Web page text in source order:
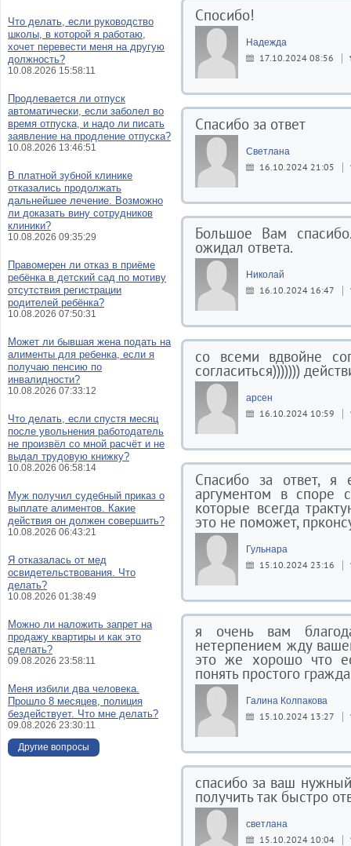
Спосибо!
Надежда
17.10.2024 08:56
Спасибо за ответ
Светлана
16.10.2024 21:05
Большое Вам
ожидал ответа.
Николай
16.10.2024 16:47
со всеми вдвойне
согласиться)))))))
арсен
16.10.2024 10:59
Спасибо за ответ, я
аргументом в споре
которые всегда
это не поможет,
Гульнара
15.10.2024 23:16
я очень вам
нетерпением жду
это же хорошо что
понять простого
Галина Колпакова
15.10.2024 13:27
спасибо за ваш
получить так быстро
светлана
15.10.2024 10:04
Что делать, если руководство
школы, в которой я работаю,
хочет перевести меня на другую
должность?
10.08.2026 15:58:11
Продлевается ли отпуск
автоматически, если заболел во
время отпуска, и надо ли писать
заявление на продление отпуска?
10.08.2026 13:46:51
В платной зубной клинике
отказались продолжать
дальнейшее лечение. Возможно
ли доказать вину сотрудников
клиники?
10.08.2026 09:35:29
Правомерен ли отказ в приёме
ребёнка в детский сад по мотиву
отсутствия регистрации
родителей ребёнка?
10.08.2026 07:50:31
Может ли бывшая жена подать на
алименты для ребенка, если я
получаю пенсию по
инвалидности?
10.08.2026 07:33:12
Что делать, если спустя месяц
после увольнения работодатель
не произвёл со мной расчёт и не
выдал трудовую книжку?
10.08.2026 06:58:14
Муж получил судебный приказ о
выплате алиментов. Какие
действия он должен совершить?
10.08.2026 06:43:21
Я отказалась от мед
освидетельствования. Что
делать?
10.08.2026 01:38:49
Можно ли наложить запрет на
продажу квартиры и как это
сделать?
09.08.2026 23:58:11
Меня избили два человека.
Прошло 8 месяцев, полиция
бездействует. Что мне делать?
09.08.2026 23:30:11
Другие вопросы